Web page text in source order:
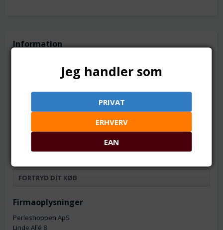
Information
NYHEDER
TILBUD
FORTRYD DIT KØB
Firmaoplysninger
Perleshoppen ApS
Linde Allé 8
Jeg handler som
PRIVAT
ERHVERV
EAN